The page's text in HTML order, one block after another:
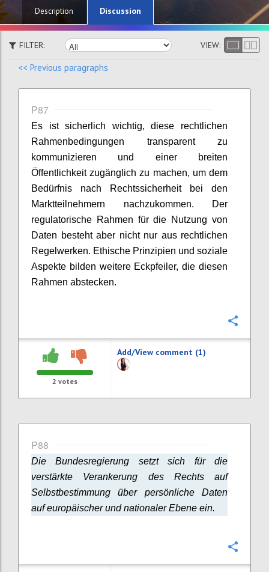
Description Discussion
FILTER: VIEW:
<< Previous paragraphs
P87
Es ist sicherlich wichtig, diese rechtlichen
Rahmenbedingungen transparent zu
kommunizieren und einer breiten
Öffentlichkeit zugänglich zu machen, um dem
Bedürfnis nach Rechtssicherheit bei den
Marktteilnehmern nachzukommen. Der
regulatorische Rahmen für die Nutzung von
Daten besteht aber nicht nur aus rechtlichen
Regelwerken. Ethische Prinzipien und soziale
Aspekte bilden weitere Eckpfeiler, die diesen
Rahmen abstecken.
2 votes
Add/View comment (1)
P88
Die Bundesregierung setzt sich für die
verstärkte Verankerung des Rechts auf
Selbstbestimmung über persönliche Daten
auf europäischer und nationaler Ebene ein.